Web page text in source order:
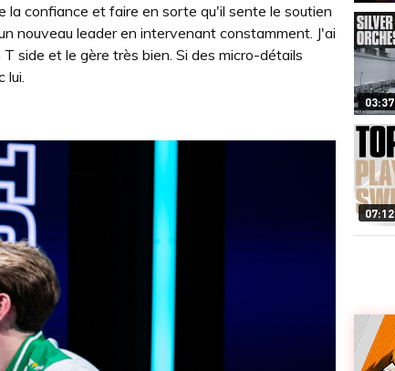
la confiance et faire en sorte qu'il sente le soutien
nouveau leader en intervenant constamment. J'ai
side et le gère très bien. Si des micro-détails
lui.
03:37
07:12